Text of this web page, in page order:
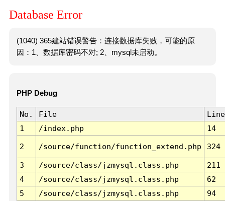
Database Error
(1040) 365建站错误警告：连接数据库失败，可能的原
因：1、数据库密码不对; 2、mysql未启动。
PHP Debug
No. File
Line
1
/index.php 14
2 /source/function/function_extend.php 324
3 /source/class/jzmysql.class.php
211
4
/source/class/jzmysql.class.php
62
5
/source/class/jzmysql.class.php
94